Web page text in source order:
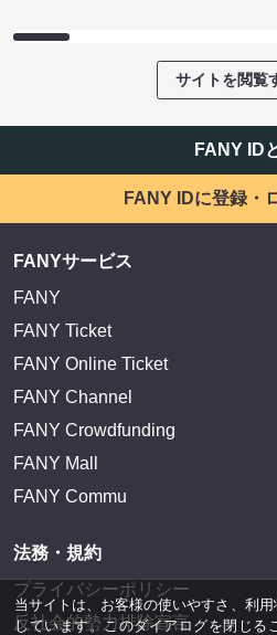
サイトを閲覧
FANY ID
FANY IDに登録・
FANYサービス
FANY
FANY Ticket
FANY Online Ticket
FANY Channel
FANY Crowdfunding
FANY Mall
FANY Commu
法務・規約
プライバシーポリシー
反社会的勢力排除宣言
当サイトは、お客様の使いやすさ、利
しています。このダイアログを閉じる